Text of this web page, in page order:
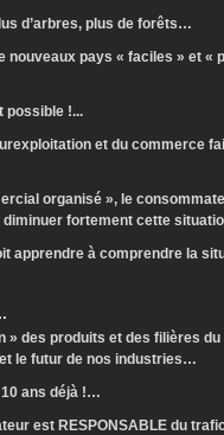
d’arbres, plus de forêts…
nouveaux pays « faciles » et
possible !...
et du commerce
organisé », le
diminuer fortement cette
apprendre à comprendre la
» des produits et des filières
le futur de nos industries…
ans déjà !…
est RESPONSABLE du